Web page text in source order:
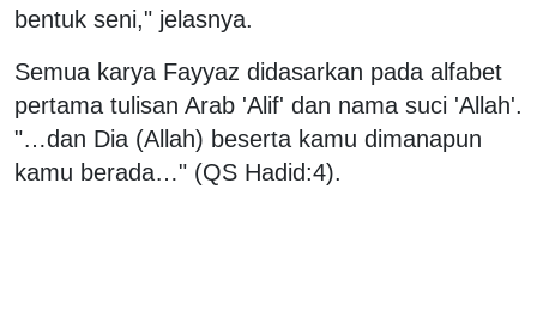
bentuk seni," jelasnya.
Semua karya Fayyaz didasarkan pada alfabet
pertama tulisan Arab 'Alif' dan nama suci 'Allah'.
"…dan Dia (Allah) beserta kamu dimanapun
kamu berada…" (QS Hadid:4).